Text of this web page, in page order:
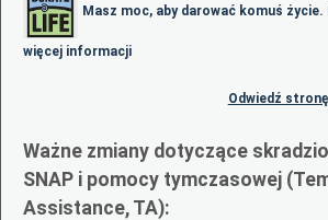
Masz moc, aby darować komuś
więcej informacji
Odwiedź
Ważne zmiany dotyczące
SNAP i pomocy tymczasowej
Assistance, TA):